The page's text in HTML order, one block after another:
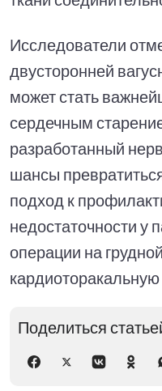
Исследователи
двусторонней
может стать
сердечным
разработанный
шансы
подход к
недостаточности у
операции на
Поделиться